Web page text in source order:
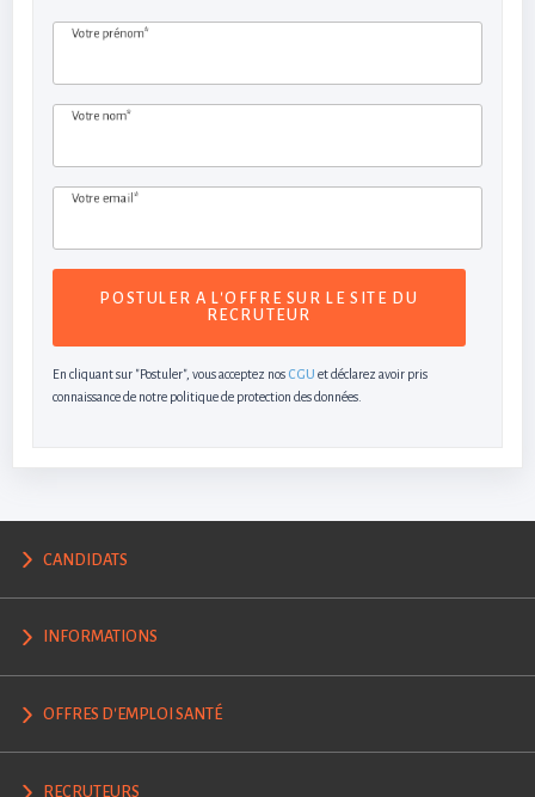
Votre prénom*
Votre nom*
Votre email*
En cliquant sur "Postuler", vous acceptez nos CGU et déclarez avoir pris
connaissance de notre politique de protection des données.
CANDIDATS
INFORMATIONS
OFFRES D'EMPLOI SANTÉ
RECRUTEURS